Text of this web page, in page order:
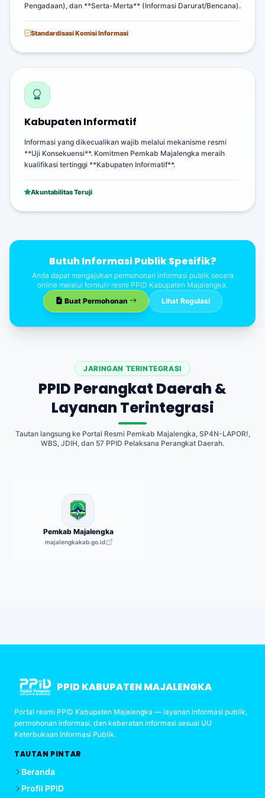
Pengadaan), dan **Serta-Merta** (Informasi Darurat/Bencana).
Standardisasi Komisi Informasi
Kabupaten Informatif
Informasi yang dikecualikan wajib melalui mekanisme resmi
**Uji Konsekuensi**. Komitmen Pemkab Majalengka meraih
kualifikasi tertinggi **Kabupaten Informatif**.
Akuntabilitas Teruji
Butuh Informasi Publik Spesifik?
Anda dapat mengajukan permohonan informasi publik secara
online melalui formulir resmi PPID Kabupaten Majalengka.
Buat Permohonan
Lihat Regulasi
JARINGAN TERINTEGRASI
PPID Perangkat Daerah &
Layanan Terintegrasi
Tautan langsung ke Portal Resmi Pemkab Majalengka, SP4N-LAPOR!,
WBS, JDIH, dan 57 PPID Pelaksana Perangkat Daerah.
Pemkab Majalengka
majalengkakab.go.id
PPID KABUPATEN MAJALENGKA
Portal resmi PPID Kabupaten Majalengka — layanan informasi publik,
permohonan informasi, dan keberatan informasi sesuai UU
Keterbukaan Informasi Publik.
TAUTAN PINTAR
Beranda
Profil PPID